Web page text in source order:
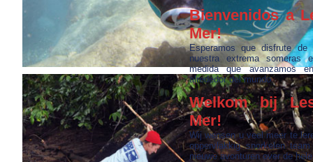
Bienvenidos a
Mer!
Esperamos que disfrute de
nuestra extrema someras
medida que avanzamos
alrededor del mundo.
Welkom bij
Mer!
Wij wensen u veel meer te
oppervlakkig snorkelen
nieuwe avonturen over de